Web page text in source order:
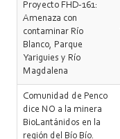
Proyecto FHD-161:
Amenaza con
contaminar Río
Blanco, Parque
Yariguies y Río
Magdalena
Comunidad de Penco
dice NO a la minera
BioLantánidos en la
región del Bío Bío.